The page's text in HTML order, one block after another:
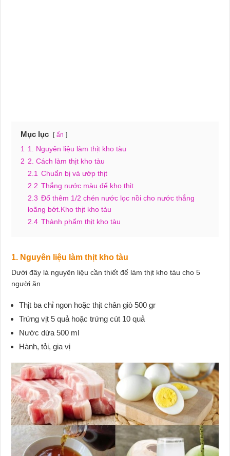
Mục lục ẩn
1 1. Nguyên liệu làm thịt kho tàu
2 2. Cách làm thịt kho tàu
2.1 Chuẩn bị và ướp thịt
2.2 Thắng nước màu để kho thịt
2.3 Đổ thêm 1/2 chén nước lọc nồi cho nước thắng
loãng bớt.Kho thịt kho tàu
2.4 Thành phẩm thịt kho tàu
1. Nguyên liệu làm thịt kho tàu
Dưới đây là nguyên liệu cần thiết để làm thịt kho tàu cho 5
người ăn
Thịt ba chỉ ngon hoặc thịt chân giò 500 gr
Trứng vịt 5 quả hoặc trứng cút 10 quả
Nước dừa 500 ml
Hành, tỏi, gia vị